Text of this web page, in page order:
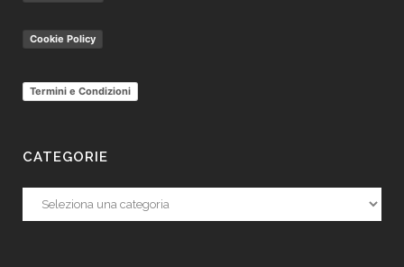
Cookie Policy
Termini e Condizioni
CATEGORIE
Categorie